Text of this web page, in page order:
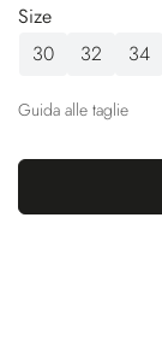
Size
30
32 34
Guida alle taglie